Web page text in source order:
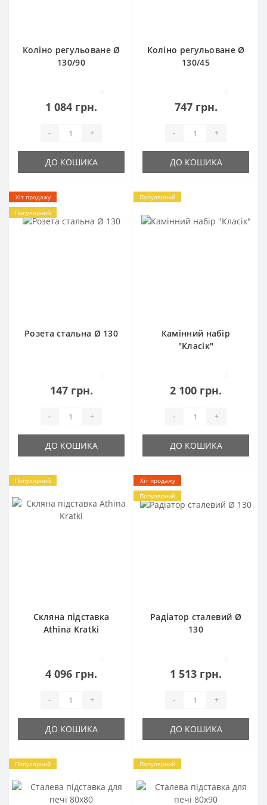
Коліно регульоване Ø
130/90
1 084 грн.
- +
ДО КОШИКА
Коліно регульоване Ø
130/45
747 грн.
- +
ДО КОШИКА
Хіт продажу
Популярний
Розета стальна Ø 130
147 грн.
- +
ДО КОШИКА
Популярний
Камінний набір
"Класік"
2 100 грн.
- +
ДО КОШИКА
Популярний
Скляна підставка
Athina Kratki
4 096 грн.
- +
ДО КОШИКА
Хіт продажу
Популярний
Радіатор сталевий Ø
130
1 513 грн.
- +
ДО КОШИКА
Популярний Популярний